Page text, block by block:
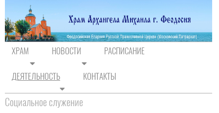
ХРАМ НОВОСТИ РАСПИСАНИЕ
ДЕЯТЕЛЬНОСТЬ КОНТАКТЫ
Социальное служение